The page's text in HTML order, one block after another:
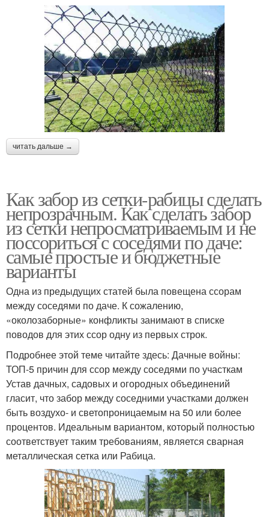
читать дальше →
Как забор из сетки-рабицы сделать
непрозрачным. Как сделать забор
из сетки непросматриваемым и не
поссориться с соседями по даче:
самые простые и бюджетные
варианты
Одна из предыдущих статей была повещена ссорам
между соседями по даче. К сожалению,
«околозаборные» конфликты занимают в списке
поводов для этих ссор одну из первых строк.
Подробнее этой теме читайте здесь: Дачные войны:
ТОП-5 причин для ссор между соседями по участкам
Устав дачных, садовых и огородных объединений
гласит, что забор между соседними участками должен
быть воздухо- и светопроницаемым на 50 или более
процентов. Идеальным вариантом, который полностью
соответствует таким требованиям, является сварная
металлическая сетка или Рабица.